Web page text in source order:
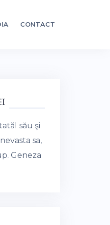
CONTACT
său şi
sa,
Geneza